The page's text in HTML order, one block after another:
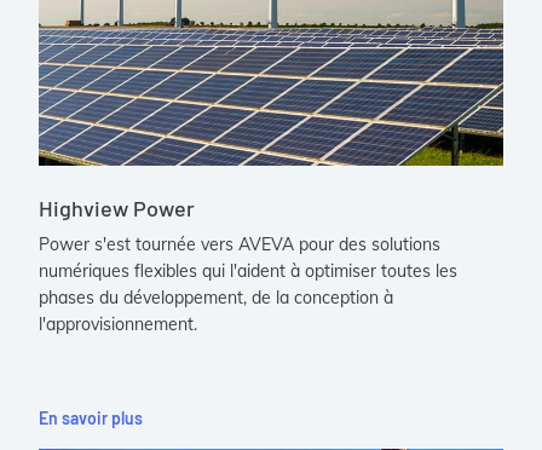
Highview Power
Power s'est tournée vers AVEVA pour des solutions
numériques flexibles qui l'aident à optimiser toutes les
phases du développement, de la conception à
l'approvisionnement.
En savoir plus